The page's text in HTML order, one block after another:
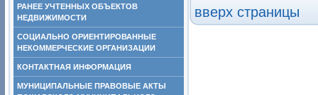
РАНЕЕ УЧТЕННЫХ ОБЪЕКТОВ
НЕДВИЖИМОСТИ
СОЦИАЛЬНО ОРИЕНТИРОВАННЫЕ
НЕКОММЕРЧЕСКИЕ ОРГАНИЗАЦИИ
КОНТАКТНАЯ ИНФОРМАЦИЯ
МУНИЦИПАЛЬНЫЕ ПРАВОВЫЕ АКТЫ
вверх страницы